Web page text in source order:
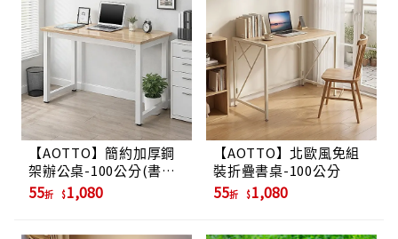
【AOTTO】簡約加厚鋼
架辦公桌-100公分(書桌
辦公桌 電腦桌)
55折 1,080
【AOTTO】北歐風免組
裝折疊書桌-100公分
55折 1,080